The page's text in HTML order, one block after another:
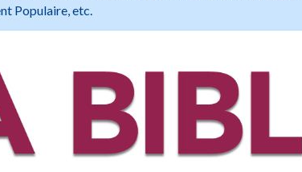
Populaire, etc.